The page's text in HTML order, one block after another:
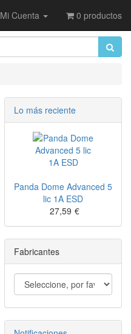
Mi Cuenta 0 productos
Lo más reciente
Panda Dome Advanced 5
lic 1A ESD
27,59 €
Fabricantes